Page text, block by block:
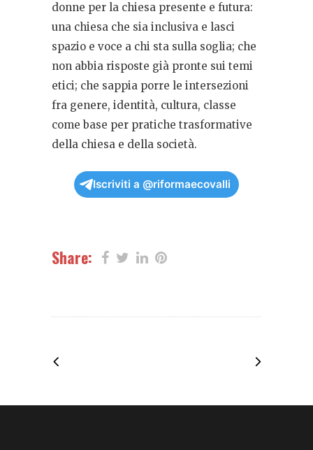
donne per la chiesa presente e futura:
una chiesa che sia inclusiva e lasci
spazio e voce a chi sta sulla soglia; che
non abbia risposte già pronte sui temi
etici; che sappia porre le intersezioni
fra genere, identità, cultura, classe
come base per pratiche trasformative
della chiesa e della società.
Iscriviti a @riformaecovalli
Share: